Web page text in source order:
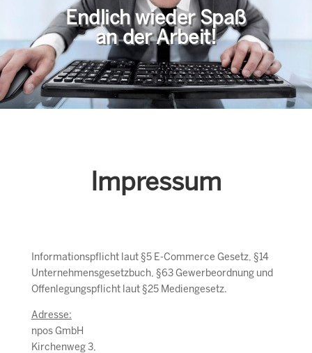
Endlich wieder Spaß
an der Arbeit!
Impressum
Informationspflicht laut §5 E-Commerce Gesetz, §14
Unternehmensgesetzbuch, §63 Gewerbeordnung und
Offenlegungspflicht laut §25 Mediengesetz.
Adresse:
npos GmbH
Kirchenweg 3,